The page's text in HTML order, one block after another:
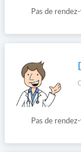
Pas de
Pas de